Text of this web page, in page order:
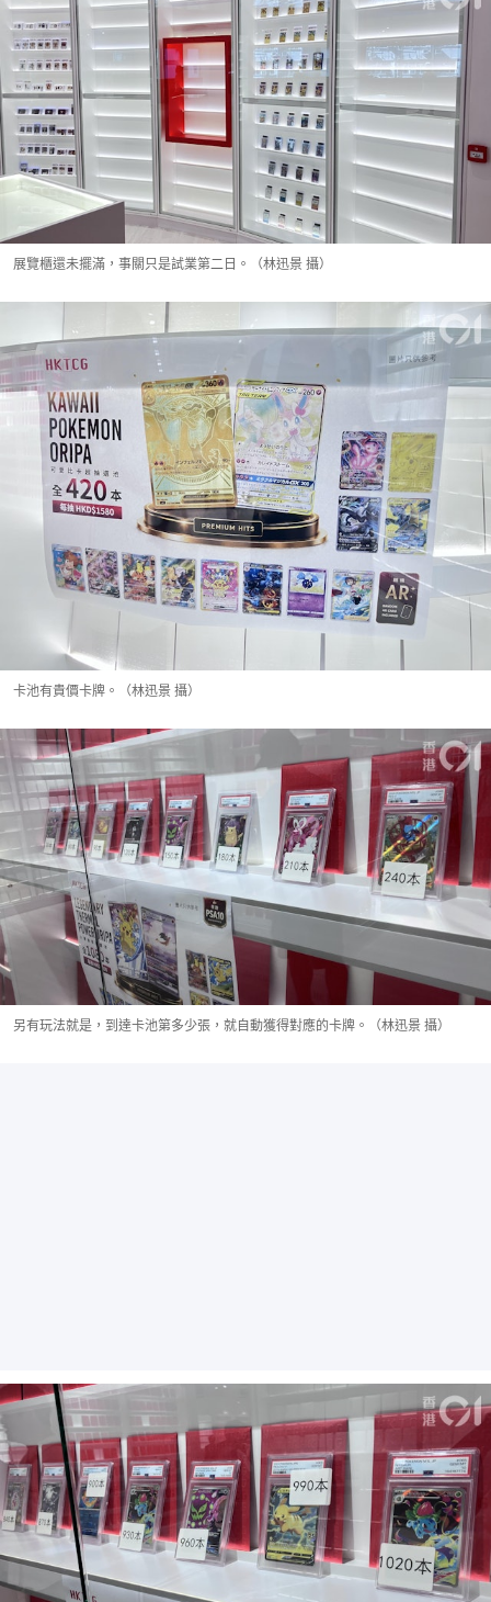
展覽櫃還未擺滿，事關只是試業第二日。（林迅景 攝）
卡池有貴價卡牌。（林迅景 攝）
另有玩法就是，到達卡池第多少張，就自動獲得對應的卡牌。（林迅景 攝）